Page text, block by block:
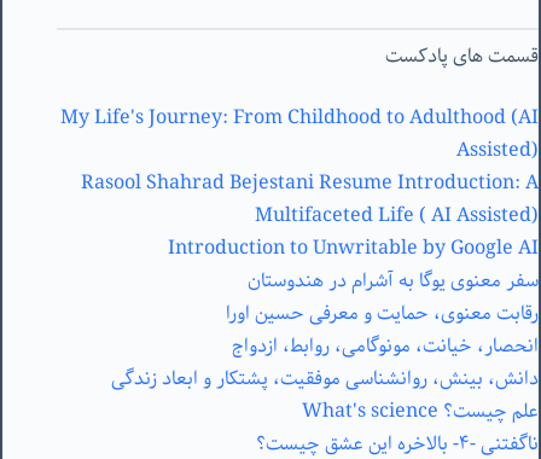
قسمت های پادکست
My Life's Journey: From Childhood to Adulthood (AI
Assisted)
Rasool Shahrad Bejestani Resume Introduction: A
Multifaceted Life ( AI Assisted)
Introduction to Unwritable by Google AI
سفر معنوی یوگا به آشرام در هندوستان
رقابت معنوی، حمایت و معرفی حسین اورا
انحصار، خیانت، مونوگامی، روابط،‌ ازدواج
دانش، بینش، روانشناسی موفقیت، پشتکار و ابعاد زندگی
علم چیست؟ What's science